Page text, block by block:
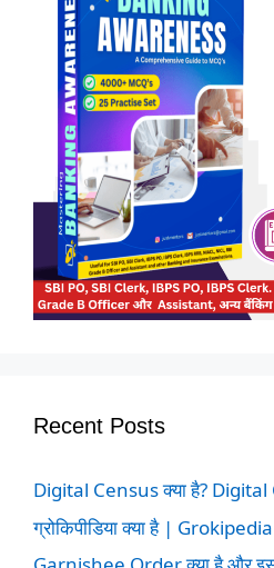
Recent Posts
Digital Census क्या है?
ग्रोकिपीडिया क्या है |